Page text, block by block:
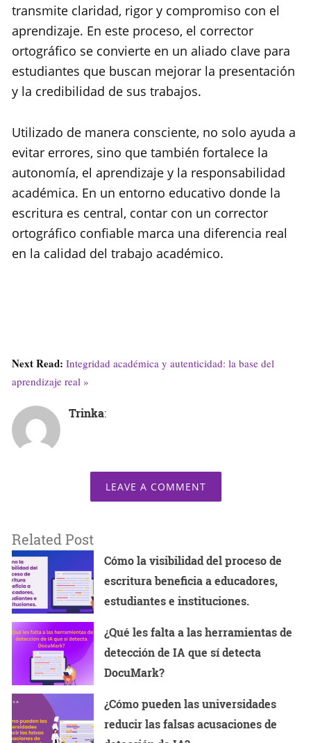
transmite claridad, rigor y compromiso con el
aprendizaje. En este proceso, el corrector
ortográfico se convierte en un aliado clave para
estudiantes que buscan mejorar la presentación
y la credibilidad de sus trabajos.
Utilizado de manera consciente, no solo ayuda a
evitar errores, sino que también fortalece la
autonomía, el aprendizaje y la responsabilidad
académica. En un entorno educativo donde la
escritura es central, contar con un corrector
ortográfico confiable marca una diferencia real
en la calidad del trabajo académico.
Next Read: Integridad académica y autenticidad: la base del
aprendizaje real »
Trinka:
LEAVE A COMMENT
Related Post
Cómo la visibilidad del proceso de
escritura beneficia a educadores,
estudiantes e instituciones.
¿Qué les falta a las herramientas de
detección de IA que sí detecta
DocuMark?
¿Cómo pueden las universidades
reducir las falsas acusaciones de